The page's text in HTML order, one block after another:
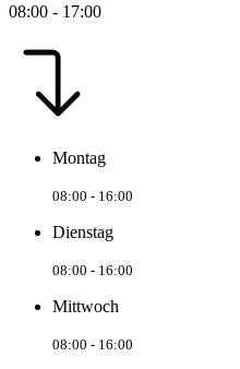
08:00 - 17:00
Montag
08:00 - 16:00
Dienstag
08:00 - 16:00
Mittwoch
08:00 - 16:00